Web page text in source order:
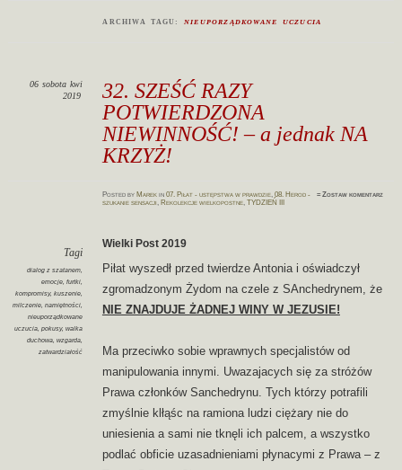
ARCHIWA TAGU: NIEUPORZĄDKOWANE UCZUCIA
32. SZEŚĆ RAZY
POTWIERDZONA
NIEWINNOŚĆ! – a jednak NA
KRZYŻ!
06 sobota kwi
2019
Postedby Marek in07. Piłat - ustępstwa w prawdzie,08. Herod -
szukanie sensacji, Rekolekcje wielkopostne,TYDZIEŃ III
≈Zostaw komentarz
Tagi
dialog z szatanem,
emocje, furtki,
kompromisy, kuszenie,
milczenie, namiętności,
nieuporządkowane
uczucia, pokusy, walka
duchowa, wzgarda,
zatwardziałość
Wielki Post 2019
Piłat wyszedł przed twierdze Antonia i oświadczył
zgromadzonym Żydom na czele z SAnchedrynem, że
NIE ZNAJDUJE ŻADNEJ WINY W JEZUSIE!
Ma przeciwko sobie wprawnych specjalistów od
manipulowania innymi. Uwazajacych się za stróżów
Prawa członków Sanchedrynu. Tych którzy potrafili
zmyślnie klłąśc na ramiona ludzi ciężary nie do
uniesienia a sami nie tknęli ich palcem, a wszystko
podlać obficie uzasadnieniami płynacymi z Prawa – z